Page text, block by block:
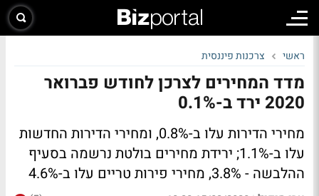
ראשי צרכנות פיננסית
מדד המחירים לצרכן לחודש פברואר
2020 ירד ב-0.1%
מחירי הדירות עלו ב-0.8%, ומחירי הדירות החדשות
עלו ב-1.1%; ירידת מחירים בולטת נרשמה בסעיף
ההלבשה - 3.8%, מחירי פירות טריים עלו ב-4.6%